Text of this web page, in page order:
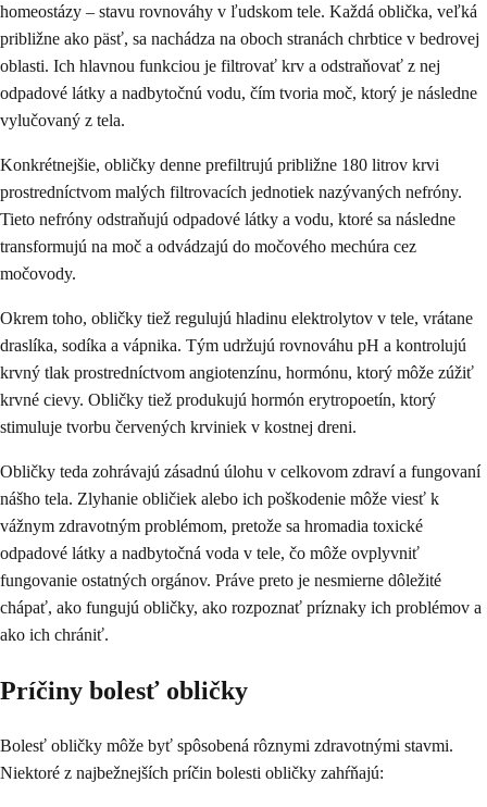
homeostázy – stavu rovnováhy v ľudskom tele. Každá oblička, veľká
približne ako päsť, sa nachádza na oboch stranách chrbtice v bedrovej
oblasti. Ich hlavnou funkciou je filtrovať krv a odstraňovať z nej
odpadové látky a nadbytočnú vodu, čím tvoria moč, ktorý je následne
vylučovaný z tela.
Konkrétnejšie, obličky denne prefiltrujú približne 180 litrov krvi
prostredníctvom malých filtrovacích jednotiek nazývaných nefróny.
Tieto nefróny odstraňujú odpadové látky a vodu, ktoré sa následne
transformujú na moč a odvádzajú do močového mechúra cez
močovody.
Okrem toho, obličky tiež regulujú hladinu elektrolytov v tele, vrátane
draslíka, sodíka a vápnika. Tým udržujú rovnováhu pH a kontrolujú
krvný tlak prostredníctvom angiotenzínu, hormónu, ktorý môže zúžiť
krvné cievy. Obličky tiež produkujú hormón erytropoetín, ktorý
stimuluje tvorbu červených krviniek v kostnej dreni.
Obličky teda zohrávajú zásadnú úlohu v celkovom zdraví a fungovaní
nášho tela. Zlyhanie obličiek alebo ich poškodenie môže viesť k
vážnym zdravotným problémom, pretože sa hromadia toxické
odpadové látky a nadbytočná voda v tele, čo môže ovplyvniť
fungovanie ostatných orgánov. Práve preto je nesmierne dôležité
chápať, ako fungujú obličky, ako rozpoznať príznaky ich problémov a
ako ich chrániť.
Príčiny bolesť obličky
Bolesť obličky môže byť spôsobená rôznymi zdravotnými stavmi.
Niektoré z najbežnejších príčin bolesti obličky zahŕňajú: